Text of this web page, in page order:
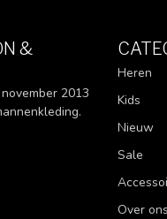
&
2013
Heren
Kids
Nieuw
Sale
Over ons